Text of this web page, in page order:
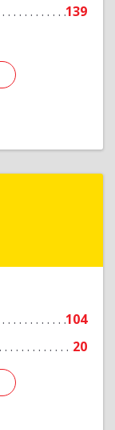
139
Подробнее
104
20
ул, дом №